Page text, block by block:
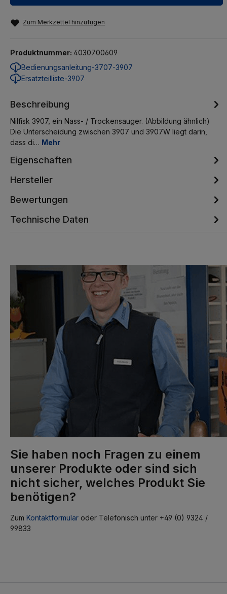
Zum Merkzettel hinzufügen
Produktnummer: 4030700609
Bedienungsanleitung-3707-3907
Ersatzteilliste-3907
Beschreibung
Nilfisk 3907, ein Nass- / Trockensauger. (Abbildung ähnlich)
Die Unterscheidung zwischen 3907 und 3907W liegt darin,
dass di… Mehr
Eigenschaften
Hersteller
Bewertungen
Technische Daten
Sie haben noch Fragen zu einem
unserer Produkte oder sind sich
nicht sicher, welches Produkt Sie
benötigen?
Zum Kontaktformular oder Telefonisch unter +49 (0) 9324 /
99833